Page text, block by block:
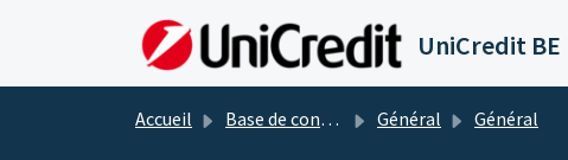
UniCredit BE
Accueil Base de connaissances Général Général